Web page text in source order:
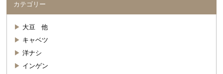
カテゴリー
大豆 他
キャベツ
洋ナシ
インゲン